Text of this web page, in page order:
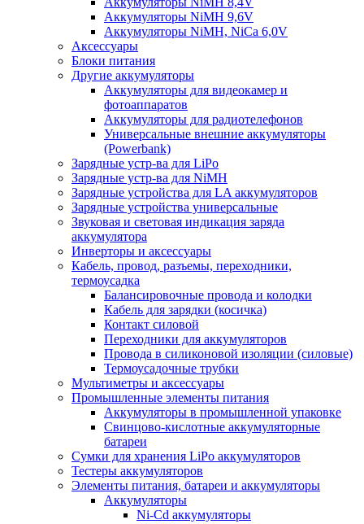
Аккумуляторы NiMH 9,6V
Аккумуляторы NiMH, NiCa 6,0V
Аксессуары
Блоки питания
Другие аккумуляторы
Аккумуляторы для видеокамер и
фотоаппаратов
Аккумуляторы для радиотелефонов
Универсальные внешние аккумуляторы
(Powerbank)
Зарядные устр-ва для LiPo
Зарядные устр-ва для NiMH
Зарядные устройства для LA аккумуляторов
Зарядные устройства универсальные
Звуковая и световая индикация заряда
аккумулятора
Инверторы и аксессуары
Кабель, провод, разъемы, переходники,
термоусадка
Балансировочные провода и колодки
Кабель для зарядки (косичка)
Контакт силовой
Переходники для аккумуляторов
Провода в силиконовой изоляции (силовые)
Термоусадочные трубки
Мультиметры и аксессуары
Промышленные элементы питания
Аккумуляторы в промышленной упаковке
Свинцово-кислотные аккумуляторные
батареи
Сумки для хранения LiPo аккумуляторов
Тестеры аккумуляторов
Элементы питания, батареи и аккумуляторы
Аккумуляторы
Ni-Cd аккумуляторы